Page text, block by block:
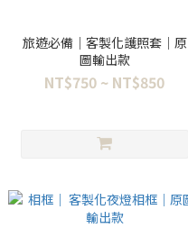
旅遊必備｜客製化護照套｜原
圖輸出款
NT$750 ~ NT$850